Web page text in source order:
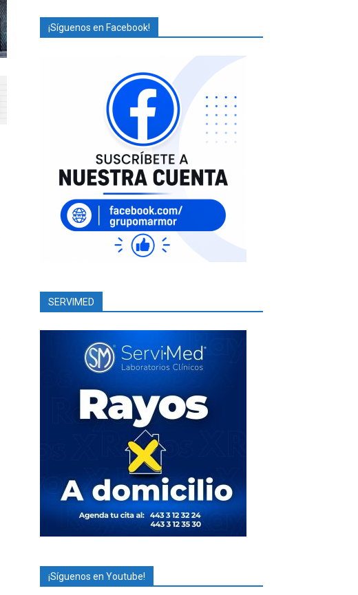
¡Síguenos en Facebook!
SERVIMED
¡Síguenos en Youtube!